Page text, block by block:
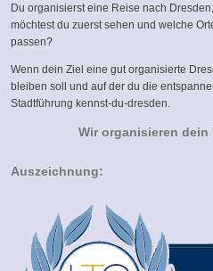
Du organisierst eine Reise nach
möchtest du zuerst sehen und welche
passen?
Wenn dein Ziel eine gut organisierte
bleiben soll und auf der du die
Stadtführung kennst-du-dresden.
Wir organisieren dein
Auszeichnung: